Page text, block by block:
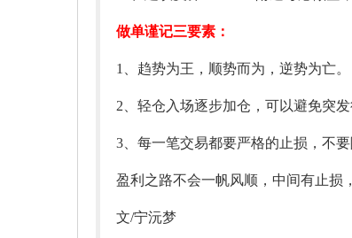
做单谨记三要素：
1、趋势为王，顺势而为，逆势为亡。
2、轻仓入场逐步加仓，可以避免突发
3、每一笔交易都要严格的止损，不
盈利之路不会一帆风顺，中间有止损
文/宁沅梦